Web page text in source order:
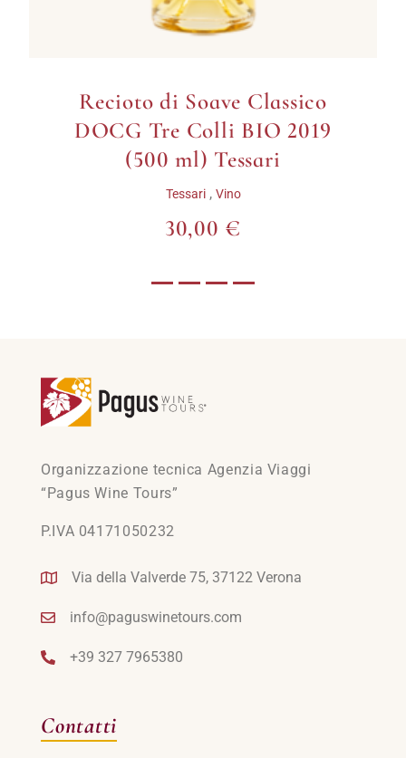
Recioto di Soave Classico
DOCG Tre Colli BIO 2019
(500 ml) Tessari
Tessari , Vino
30,00 €
Organizzazione tecnica Agenzia Viaggi
“Pagus Wine Tours”
P.IVA 04171050232
Via della Valverde 75, 37122 Verona
info@paguswinetours.com
+39 327 7965380
Contatti